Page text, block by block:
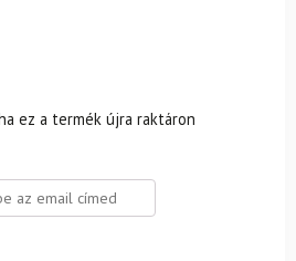
ez a termék újra raktáron